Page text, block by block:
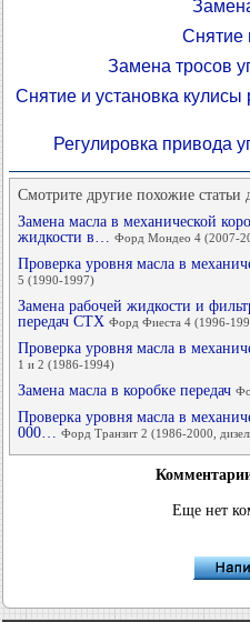
Снятие
Замена тросов
Снятие и установка
Регулировка привода
Смотрите другие похожие статьи
Замена масла в механической
жидкости в… Форд Мондео 4 (2007-
Проверка уровня масла в
5 (1990-1997)
Замена рабочей жидкости и
передач СТХ Форд Фиеста 4 (1996-
Проверка уровня масла в
1 и 2 (1986-1994)
Замена масла в коробке передач
Проверка уровня масла в
000… Форд Транзит 2 (1986-2000,
Еще нет